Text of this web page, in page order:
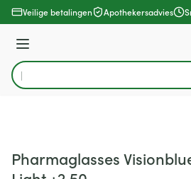
Ga naar de inhoud
Veilige betalingen Apothekersadvies
Menu
Product, merk, categorie...
Pharmaglasses